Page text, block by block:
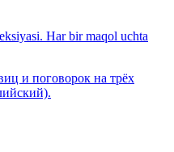
Har bir maqol uchta
и поговорок на трёх